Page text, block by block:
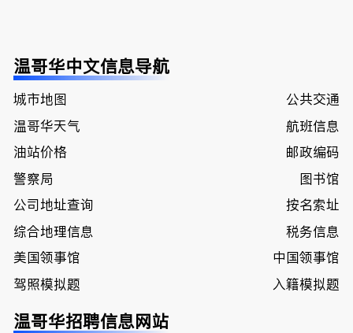
温哥华中文信息导航
城市地图
公共交通
温哥华天气
航班信息
油站价格
邮政编码
警察局
图书馆
公司地址查询
按名索址
综合地理信息
税务信息
美国领事馆
中国领事馆
驾照模拟题
入籍模拟题
温哥华招聘信息网站